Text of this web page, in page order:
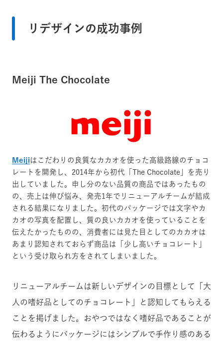
リデザインの成功事例
Meiji The Chocolate
Meiji はこだわりの良質なカカオを使った高級路線のチョコ
レートを開発し、2014年から初代「The Chocolate」を売り
出していました。申し分のない品質の商品ではあったもの
の、売上は伸び悩み、発売1年でリニューアルチームが結成
される結果になりました。初代のパッケージでは文字やカ
カオの写真を配置し、質の良いカカオを使っていることを
伝えたかったものの、消費者には見た目としてのカカオは
あまり認知されておらず商品は「少し高いチョコレート」
という受け取られ方をされてしまいました。
リニューアルチームは新しいデザインの目標として「大
人の嗜好品としてのチョコレート」と認知してもらえる
ことを掲げました。おやつではなく嗜好品であることが
伝わるようにパッケージにはシンプルで手作り感のある